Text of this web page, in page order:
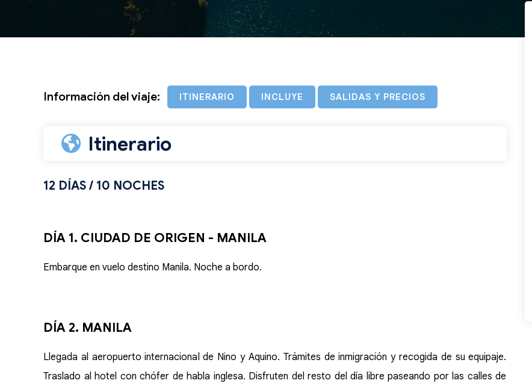
Información del viaje: ITINERARIO INCLUYE SALIDAS Y PRECIOS
Itinerario
12 DÍAS / 10 NOCHES
DÍA 1. CIUDAD DE ORIGEN - MANILA
Embarque en vuelo destino Manila. Noche a bordo.
DÍA 2. MANILA
Llegada al aeropuerto internacional de Nino y Aquino. Trámites de inmigración y recogida de su equipaje.
Traslado al hotel con chófer de habla inglesa. Disfruten del resto del día libre paseando por las calles de